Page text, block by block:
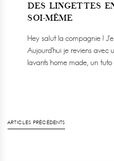
DES LINGETTES
SOI-MÊME
Hey salut la compagnie !
Aujourd’hui je reviens avec
lavants home made, un tuto
ARTICLES PRÉCÉDENTS